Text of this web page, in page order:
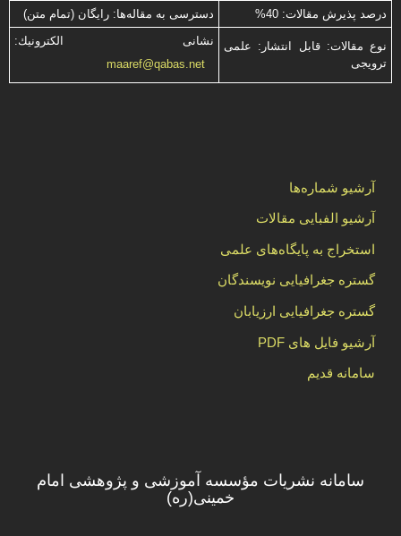
درصد پذیرش مقالات: 40% دسترسی به مقاله‌ها: رایگان (تمام متن)
نوع مقالات: قابل انتشار: علمی
ترویجی
نشانی الكترونیك:
maaref@qabas.net
آرشیو شماره‌ها
آرشیو الفبایی مقالات
استخراج به پایگاه‌های علمی
گستره جغرافیایی نویسندگان
گستره جغرافیایی ارزیابان
آرشیو فایل های PDF
سامانه قدیم
سامانه نشریات مؤسسه آموزشی و پژوهشی امام
خمینی(ره)